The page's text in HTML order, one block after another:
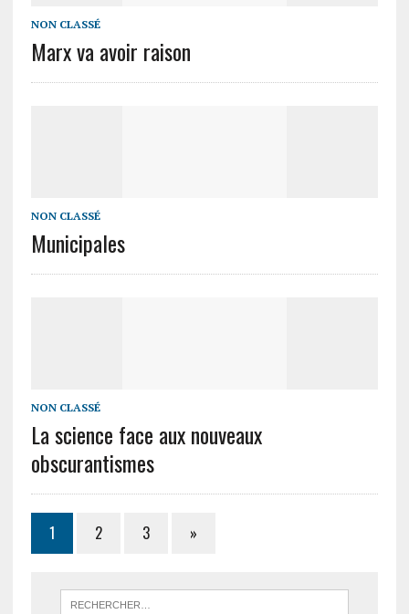
NON CLASSÉ
Marx va avoir raison
NON CLASSÉ
Municipales
NON CLASSÉ
La science face aux nouveaux
obscurantismes
1 2 3 »